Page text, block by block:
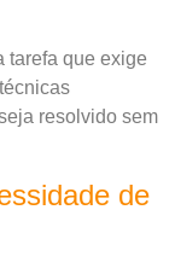
tarefa que exige
resolvido sem
de